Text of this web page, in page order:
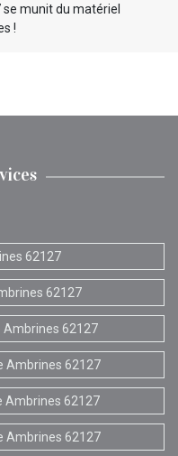
munit du matériel
!
62127
62127
Ambrines 62127
Ambrines 62127
Ambrines 62127
Ambrines 62127